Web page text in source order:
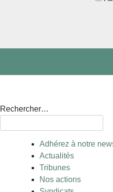
Rechercher…
Adhérez à notre
Actualités
Tribunes
Nos actions